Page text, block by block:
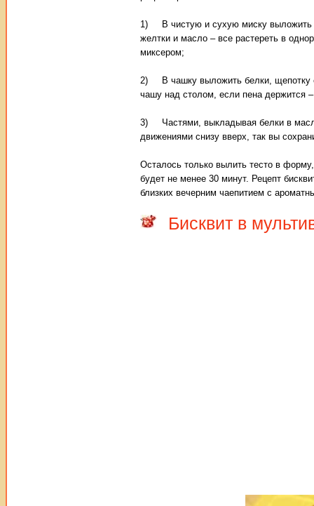
1) В чистую и сухую миску выложить
желтки и масло – все растереть в
миксером;
2) В чашку выложить белки, щепотку
чашу над столом, если пена держится
3) Частями, выкладывая белки в
движениями снизу вверх, так вы
Осталось только вылить тесто в
будет не менее 30 минут. Рецепт
близких вечерним чаепитием с
Бисквит в